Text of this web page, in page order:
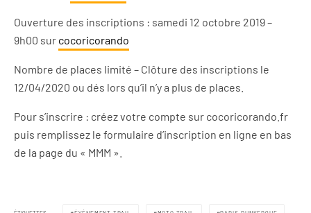
Ouverture des inscriptions : samedi 12 octobre 2019 –
9h00 sur cocoricorando
Nombre de places limité – Clôture des inscriptions le
12/04/2020 ou dés lors qu’il n’y a plus de places.
Pour s’inscrire : créez votre compte sur cocoricorando.fr
puis remplissez le formulaire d’inscription en ligne en bas
de la page du « MMM ».